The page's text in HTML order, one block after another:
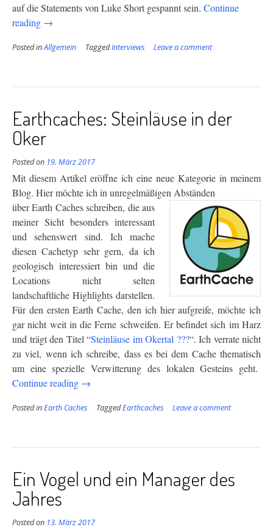
auf die Statements von Luke Short gespannt sein. Continue
reading “Interview
einem
→
Posted inAllgemein TaggedInterviews Leave a comment
Earthcaches: Steinläuse in der
Oker
Posted on 19. März 2017
Mit diesem Artikel eröffne ich eine neue Kategorie in meinem
Blog. Hier möchte ich in unregelmäßigen Abständen
über Earth Caches schreiben, die aus
meiner Sicht besonders interessant
und sehenswert sind. Ich mache
diesen Cachetyp sehr gern, da ich
geologisch interessiert bin und die
Locations nicht selten
landschaftliche Highlights darstellen.
Für den ersten Earth Cache, den ich hier aufgreife, möchte ich
gar nicht weit in die Ferne schweifen. Er befindet sich im Harz
und trägt den Titel “Steinläuse im Okertal ???“. Ich verrate nicht
zu viel, wenn ich schreibe, dass es bei dem Cache thematisch
um eine spezielle Verwitterung des lokalen Gesteins geht.
Continue reading “Earthcaches:
in
→
Posted inEarth Caches TaggedEarthcaches Leave a comment
Ein Vogel und ein Manager des
Jahres
Posted on 13. März 2017